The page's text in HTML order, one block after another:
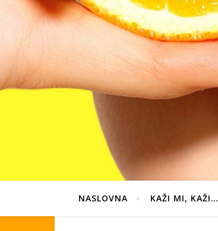
NASLOVNA KAŽI MI, KAŽI…